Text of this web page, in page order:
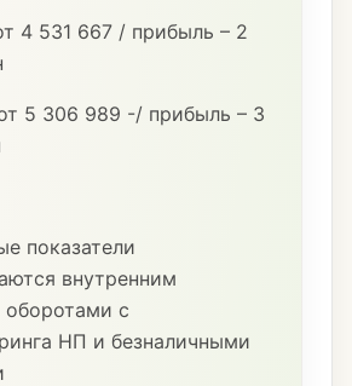
4 531 667 / прибыль – 2
5 306 989 -/ прибыль – 3
показатели
внутренним
оборотами с
НП и безналичными